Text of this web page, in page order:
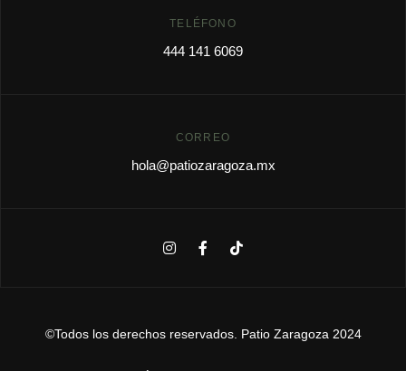
TELÉFONO
444 141 6069
CORREO
hola@patiozaragoza.mx
©Todos los derechos reservados. Patio Zaragoza 2024